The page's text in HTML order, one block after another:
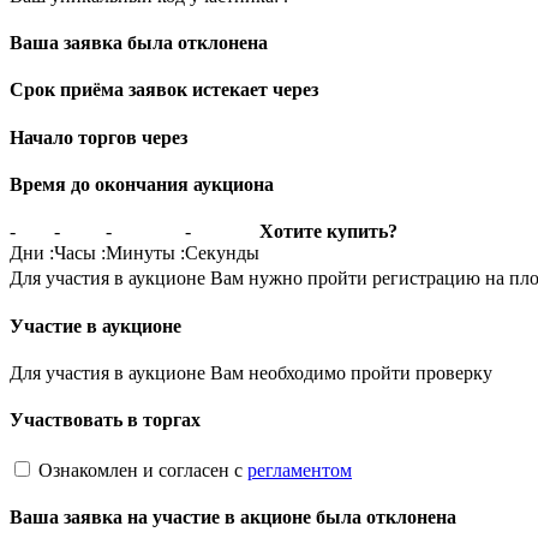
Ваша заявка была отклонена
Срок приёма заявок истекает через
Начало торгов через
Время до окончания аукциона
-
Дни :
-
Часы :
-
Минуты :
-
Секунды
Хотите купить?
Для участия в аукционе Вам нужно пройти регистрацию на
Участие в аукционе
Для участия в аукционе Вам необходимо пройти проверку
Участвовать в торгах
Ознакомлен и согласен с регламентом
Ваша заявка на участие в акционе была отклонена